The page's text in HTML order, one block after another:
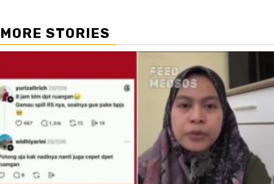
MORE STORIES